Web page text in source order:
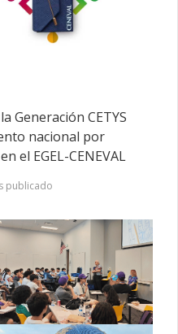
Generación CETYS
nacional por
el EGEL-CENEVAL
publicado